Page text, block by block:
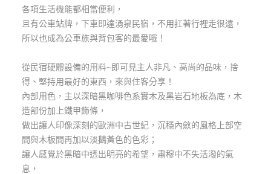
圖
顧
客
務
顧
客
滿
意
度
各項生活機能都相當便利，
且有公車站牌，下車即達湧泉民宿，不用扛著行裡走很遠，
所以也成為公車族與背包客的最愛哦！
從民宿硬體設備的用料~即可見主人非凡、高尚的品味，捨
得、堅持用最好的東西，來與住客分享！
內部用色，主以深暗黑咖啡色系實木及黑岩石地板為底，木
造部份加上鐵甲飾條，
做出讓人印像深刻的歐洲中古世紀，沉穩內斂的風格上部空
間與木板間再加以淡鵝黃色的色彩；
讓人感覺於黑暗中透出明亮的希望，肅穆中不失活潑的氣
息，